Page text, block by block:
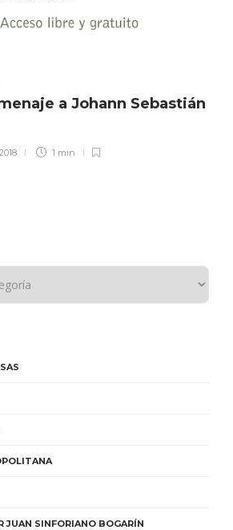
a Johann Sebastián
1 min
JUAN SINFORIANO BOGARÍN